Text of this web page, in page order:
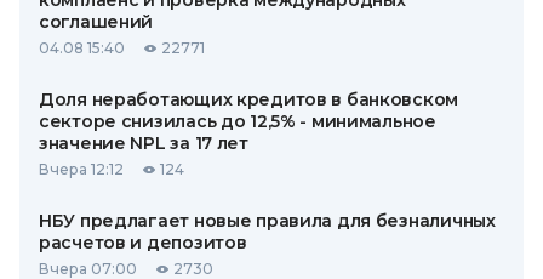
соглашений
04.08 15:40 22771
Доля неработающих кредитов в банковском
секторе снизилась до 12,5% - минимальное
значение NPL за 17 лет
Вчера 12:12 124
НБУ предлагает новые правила для безналичных
расчетов и депозитов
Вчера 07:00 2730